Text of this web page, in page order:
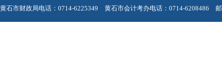
黄石市财政局电话：0714-6225349 黄石市会计考办电话：0714-6208486